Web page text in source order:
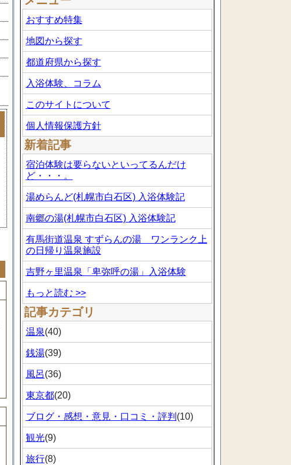
おすすめ特集
地図から探す
都道府県から探す
入浴体験、コラム
このサイトについて
個人情報保護方針
新着記事
宿泊体験は要らないといってるんだけ
ど・・・。
湯めらんど(札幌市白石区) 入浴体験記
南郷の湯(札幌市白石区) 入浴体験記
有馬街道温泉 すずらんの湯 ワンランク上
の日帰り温泉施設
吉野ヶ里温泉「卑弥呼の湯」入浴体験
もっと読む >>
記事カテゴリ
温泉(40)
銭湯(39)
風呂(36)
東京都(20)
ブログ・感想・意見・口コミ・評判 (10)
観光(9)
旅行(8)